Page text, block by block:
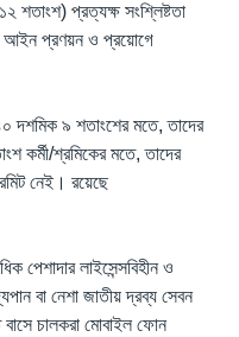
শতাংশ) প্রত্যক্ষ সংশ্লিষ্টতা
আইন প্রণয়ন ও প্রয়োগে
দশমিক ৯ শতাংশের মতে, তাদের
কর্মী/শ্রমিকের মতে, তাদের
নেই। রয়েছে
পেশাদার লাইসেন্সবিহীন ও
বা নেশা জাতীয় দ্রব্য সেবন
বাসে চালকরা মোবাইল ফোন